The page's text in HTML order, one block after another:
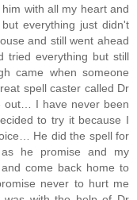
with all my heart and
everything just didn't
and still went ahead
everything but still
came when someone
spell caster called Dr
out… I have never been
to try it because I
He did the spell for
he promise and my
come back home to
never to hurt me